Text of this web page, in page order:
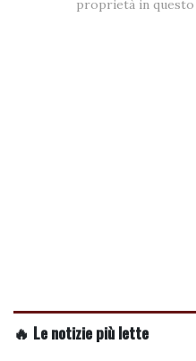
proprietà in
🔥 Le notizie più lette